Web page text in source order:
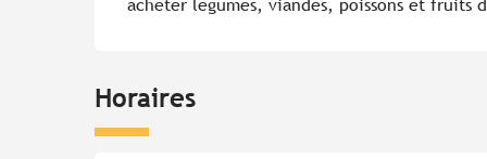
acheter légumes, viandes, poissons et fruits
Horaires